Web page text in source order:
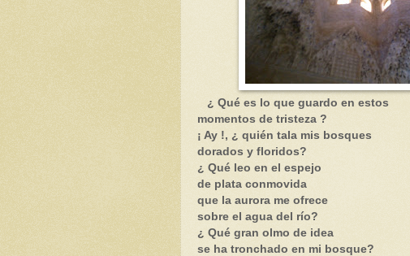
¿ Qué es lo que guardo en estos
momentos de tristeza ?
¡ Ay !, ¿ quién tala mis bosques
dorados y floridos?
¿ Qué leo en el espejo
de plata conmovida
que la aurora me ofrece
sobre el agua del río?
¿ Qué gran olmo de idea
se ha tronchado en mi bosque?